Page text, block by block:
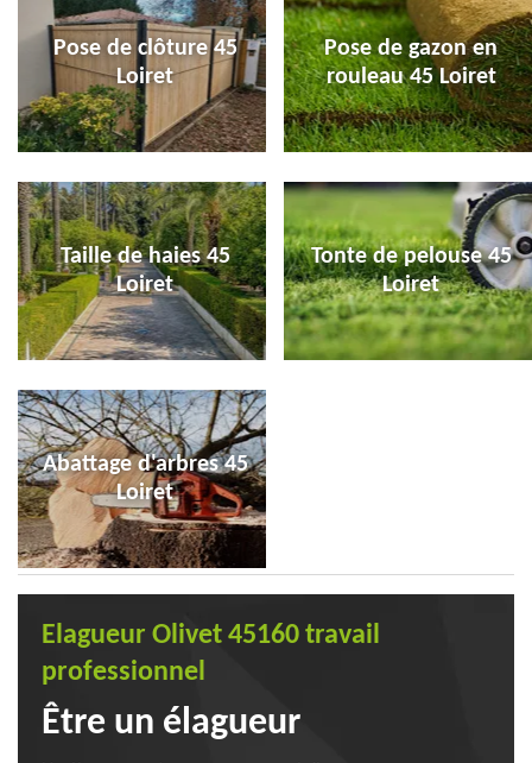
Pose de clôture 45
Loiret
Pose de gazon en
rouleau 45 Loiret
Taille de haies 45
Loiret
Tonte de pelouse 45
Loiret
Abattage d'arbres 45
Loiret
Elagueur Olivet 45160 travail
professionnel
Être un élagueur